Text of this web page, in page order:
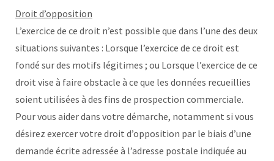
Droit d’opposition
L’exercice de ce droit n’est possible que dans l’une des deux
situations suivantes : Lorsque l’exercice de ce droit est
fondé sur des motifs légitimes ; ou Lorsque l’exercice de ce
droit vise à faire obstacle à ce que les données recueillies
soient utilisées à des fins de prospection commerciale.
Pour vous aider dans votre démarche, notamment si vous
désirez exercer votre droit d’opposition par le biais d’une
demande écrite adressée à l’adresse postale indiquée au